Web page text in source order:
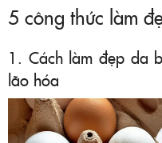
5 công thức làm
1. Cách làm đẹp da
lão hóa